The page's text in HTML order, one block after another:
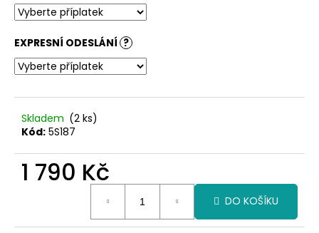
EXPRESNÍ ODESLÁNÍ ?
Skladem (2 ks)
Kód: 5S187
1 790 Kč
DO KOŠÍKU